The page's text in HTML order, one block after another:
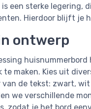
een sterke legering,
Hierdoor blijft je
ontwerp
te maken. Kies uit
van de tekst: zwart,
we verschillende